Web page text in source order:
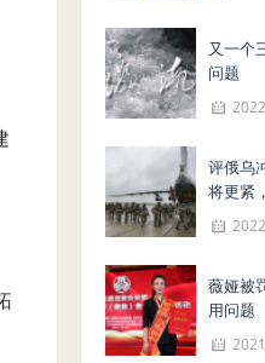
又一个
问题
评俄乌
将更紧
薇娅被
用问题